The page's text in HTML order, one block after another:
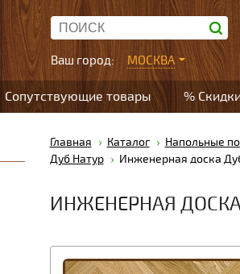
Ваш город: МОСКВА
Сопутствующие товары %
Главная Каталог Напольные
Дуб Натур
Инженерная доска
ИНЖЕНЕРНАЯ